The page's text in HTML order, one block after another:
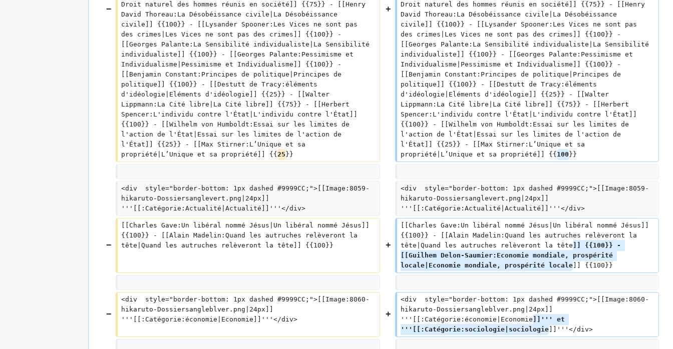
o
Droit naturel des hommes réunis en société]] {{75}} - [[Henry
David Thoreau:La Désobéissance civile|La Désobéissance
civile]] {{100}} - [[Lysander Spooner:Les Vices ne sont pas
des crimes|Les Vices ne sont pas des crimes]] {{100}} -
[[Georges Palante:La Sensibilité individualiste|La Sensibilité
individualiste]] {{100}} - [[Georges Palante:Pessimisme et
Individualisme|Pessimisme et Individualisme]] {{100}} -
[[Benjamin Constant:Principes de politique|Principes de
politique]] {{100}} - [[Destutt de Tracy:éléments
d'idéologie|Eléments d'idéologie]] {{25}} - [[Walter
Lippmann:La Cité libre|La Cité libre]] {{75}} - [[Herbert
Spencer:L'individu contre l'État|L'individu contre l'État]]
{{100}} - [[Wilhelm von Humboldt:Essai sur les limites de
l'action de l'État|Essai sur les limites de l'action de
l'État]] {{25}} - [[Max Stirner:L’Unique et sa
propriété|L’Unique et sa propriété]] {{ 25 }}
Droit naturel des hommes réunis en société]] {{75}} - [[Henry
David Thoreau:La Désobéissance civile|La Désobéissance
civile]] {{100}} - [[Lysander Spooner:Les Vices ne sont pas
des crimes|Les Vices ne sont pas des crimes]] {{100}} -
[[Georges Palante:La Sensibilité individualiste|La Sensibilité
individualiste]] {{100}} - [[Georges Palante:Pessimisme et
Individualisme|Pessimisme et Individualisme]] {{100}} -
[[Benjamin Constant:Principes de politique|Principes de
politique]] {{100}} - [[Destutt de Tracy:éléments
d'idéologie|Eléments d'idéologie]] {{25}} - [[Walter
Lippmann:La Cité libre|La Cité libre]] {{75}} - [[Herbert
Spencer:L'individu contre l'État|L'individu contre l'État]]
{{100}} - [[Wilhelm von Humboldt:Essai sur les limites de
l'action de l'État|Essai sur les limites de l'action de
l'État]] {{25}} - [[Max Stirner:L’Unique et sa
propriété|L’Unique et sa propriété]] {{ 100 }}
<div  style="border-bottom: 1px dashed #9999CC;">[[Image:8059-
hikaruto-Dossiersanglevert.png|24px]]
'''[[:Catégorie:Actualité|Actualité]]'''</div>
<div  style="border-bottom: 1px dashed #9999CC;">[[Image:8059-
hikaruto-Dossiersanglevert.png|24px]]
'''[[:Catégorie:Actualité|Actualité]]'''</div>
[[Charles Gave:Un libéral nommé Jésus|Un libéral nommé Jésus]]
{{100}} - [[Alain Madelin:Quand les autruches relèveront la
tête|Quand les autruches relèveront la tête]] {{100}}
[[Charles Gave:Un libéral nommé Jésus|Un libéral nommé Jésus]]
{{100}} - [[Alain Madelin:Quand les autruches relèveront la
tête|Quand les autruches relèveront la tête ]] {{100}} -
[[Guilhem Delon-Saumier:Economie mondiale, prospérité
locale|Economie mondiale, prospérité locale]] {{100}}
<div  style="border-bottom: 1px dashed #9999CC;">[[Image:8060-
hikaruto-Dossiersangleblver.png|24px]]
'''[[:Catégorie:économie|Economie]]'''</div>
<div  style="border-bottom: 1px dashed #9999CC;">[[Image:8060-
hikaruto-Dossiersangleblver.png|24px]]
'''[[:Catégorie:économie|Economie ]]''' et
'''[[:Catégorie:sociologie|sociologie]]'''</div>